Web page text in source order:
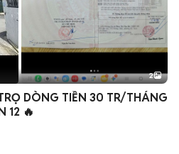
2
DÒNG TIỀN 30 TR/THÁNG
12 🔥